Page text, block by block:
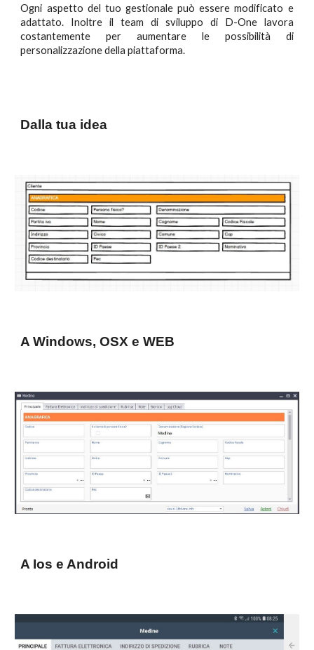
Ogni aspetto del tuo gestionale può essere modificato e
adattato. Inoltre il team di sviluppo di D-One lavora
costantemente per aumentare le possibilità di
personalizzazione della piattaforma.
Dalla tua idea
A Windows, OSX e WEB
A Ios e Android